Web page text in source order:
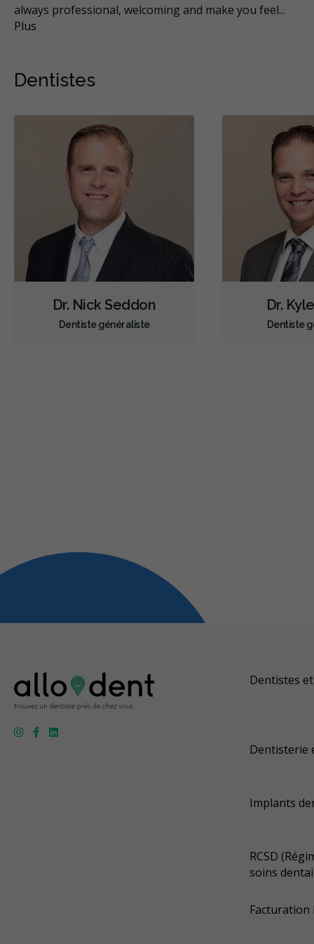
always professional, welcoming and make you feel...
Plus
Dentistes
Dr. Nick Seddon
Dentiste généraliste
Dr.
Dentiste
Dentistes
Dentisterie
Implants
RCSD
soins
Facturation